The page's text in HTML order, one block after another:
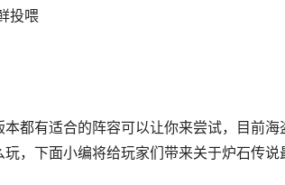
投喂
都有适合的阵容可以让你来尝试，目前
，下面小编将给玩家们带来关于炉石传说